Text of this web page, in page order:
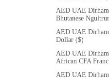
AED UAE Dirham
Bhutanese
AED UAE Dirham
Dollar ($)
AED UAE Dirham
African CFA Franc
AED UAE Dirham